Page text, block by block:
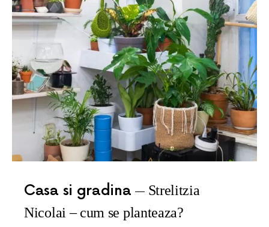
Casa si gradina
Strelitzia
Nicolai – cum se planteaza?